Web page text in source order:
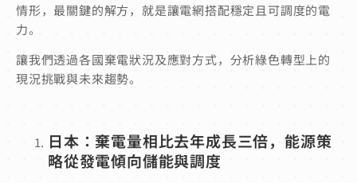
情形，最關鍵的解方，就是讓電網搭配穩定且可調度的電
力。
讓我們透過各國棄電狀況及應對方式，分析綠色轉型上的
現況挑戰與未來趨勢。
日本：棄電量相比去年成長三倍，能源策
略從發電傾向儲能與調度